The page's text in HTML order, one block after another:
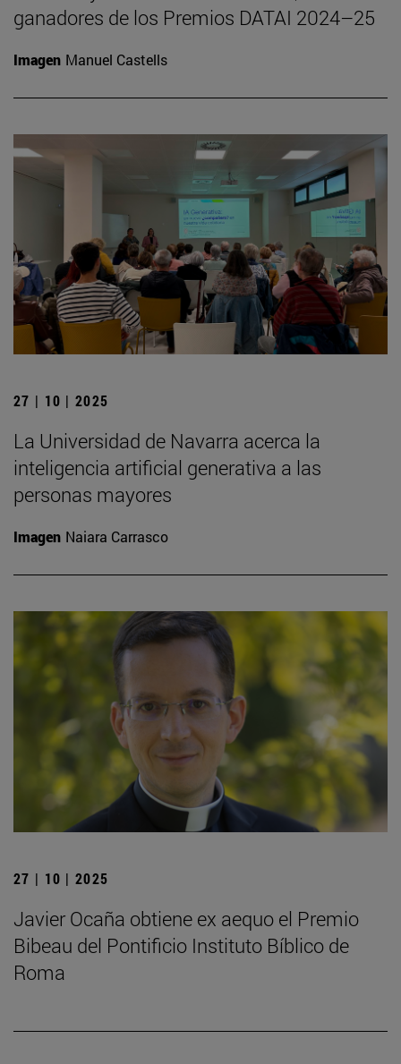
ganadores de los Premios DATAI 2024–25
Imagen Manuel Castells
27 | 10 | 2025
La Universidad de Navarra acerca la
inteligencia artificial generativa a las
personas mayores
Imagen Naiara Carrasco
27 | 10 | 2025
Javier Ocaña obtiene ex aequo el Premio
Bibeau del Pontificio Instituto Bíblico de
Roma